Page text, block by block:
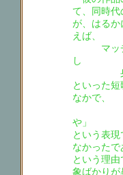
て、同時
が、はるか
えば、
マッチ
し
身捨つ
といった
なかで、
「身捨
や」
という表
なかった
という理
象ばかりが